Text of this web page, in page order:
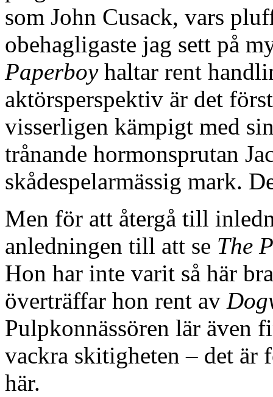
som John Cusack, vars
obehagligaste jag sett på
Paperboyhaltar rent
aktörsperspektiv är det
visserligen kämpigt med
trånande hormonsprutan
skådespelarmässig mark.
Men för att återgå till
anledningen till att se The
Hon har inte varit så här
överträffar hon rent av
Pulpkonnässören lär även
vackra skitigheten – det är
här.